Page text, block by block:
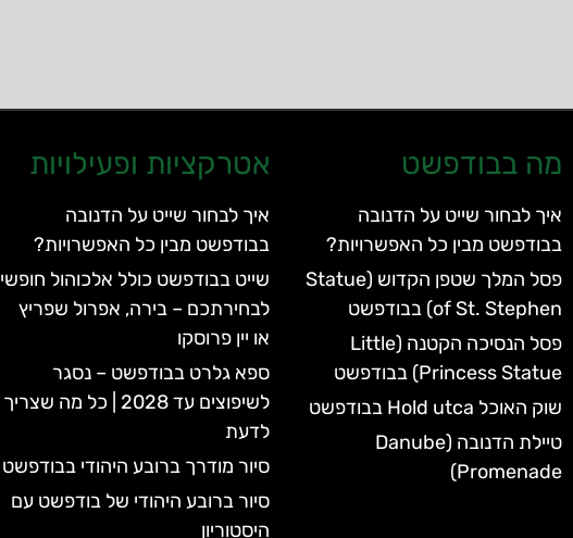
מה בבודפשט
איך לבחור שייט על הדנובה
בבודפשט מבין כל האפשרויות?
פסל המלך שטפן הקדוש (Statue
of St. Stephen) בבודפשט
פסל הנסיכה הקטנה (Little
Princess Statue) בבודפשט
שוק האוכל Hold utca בבודפשט
טיילת הדנובה (Danube
Promenade)
אטרקציות ופעילויות
איך לבחור שייט על הדנובה
בבודפשט מבין כל האפשרויות?
שייט בבודפשט כולל אלכוהול חופשי
לבחירתכם – בירה, אפרול שפריץ
או יין פרוסקו
ספא גלרט בבודפשט – נסגר
לשיפוצים עד 2028 | כל מה שצריך
לדעת
סיור מודרך ברובע היהודי בבודפשט
סיור ברובע היהודי של בודפשט עם
היסטוריון